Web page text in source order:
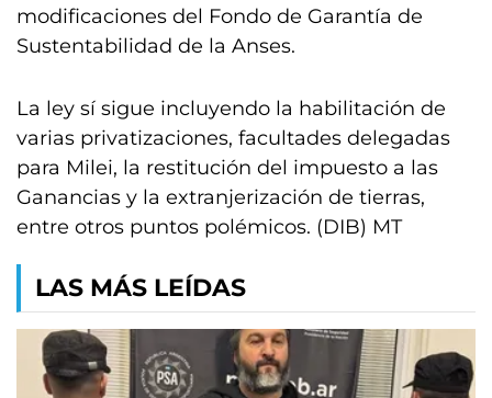
modificaciones del Fondo de Garantía de
Sustentabilidad de la Anses.
La ley sí sigue incluyendo la habilitación de
varias privatizaciones, facultades delegadas
para Milei, la restitución del impuesto a las
Ganancias y la extranjerización de tierras,
entre otros puntos polémicos. (DIB) MT
LAS MÁS LEÍDAS